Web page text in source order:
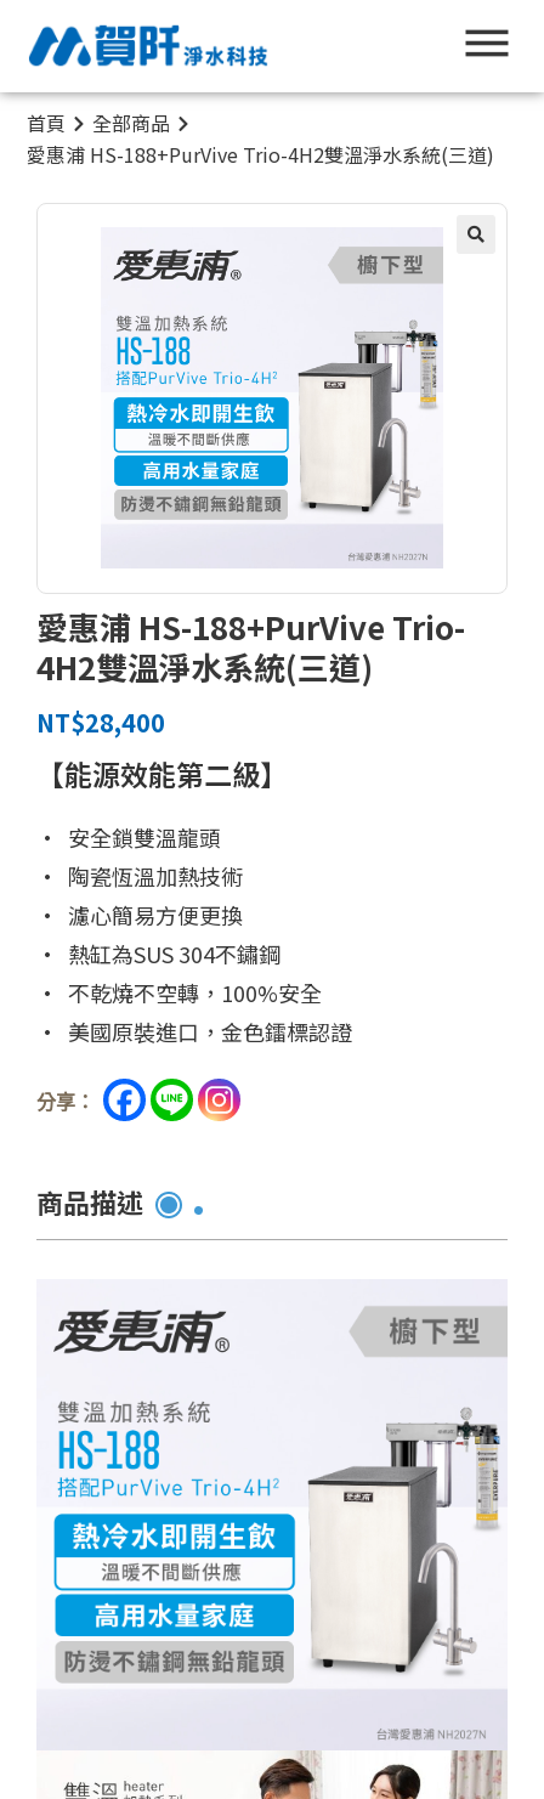
首頁
全部商品
愛惠浦 HS-188+PurVive Trio-4H2雙溫淨水系統(三道)
愛惠浦 HS-188+PurVive Trio-
4H2雙溫淨水系統(三道)
NT$28,400
【能源效能第二級】
• 安全鎖雙溫龍頭
• 陶瓷恆溫加熱技術
• 濾心簡易方便更換
• 熱缸為SUS 304不鏽鋼
• 不乾燒不空轉，100%安全
• 美國原裝進口，金色鐳標認證
分享：
商品描述